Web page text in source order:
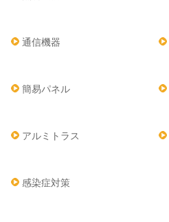
通信機器
簡易パネル
アルミトラス
感染症対策